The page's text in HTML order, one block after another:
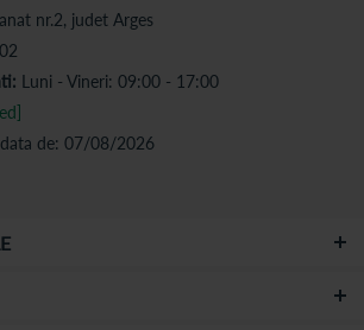
nr.2, judet Arges
Luni - Vineri: 09:00 - 17:00
data de: 07/08/2026